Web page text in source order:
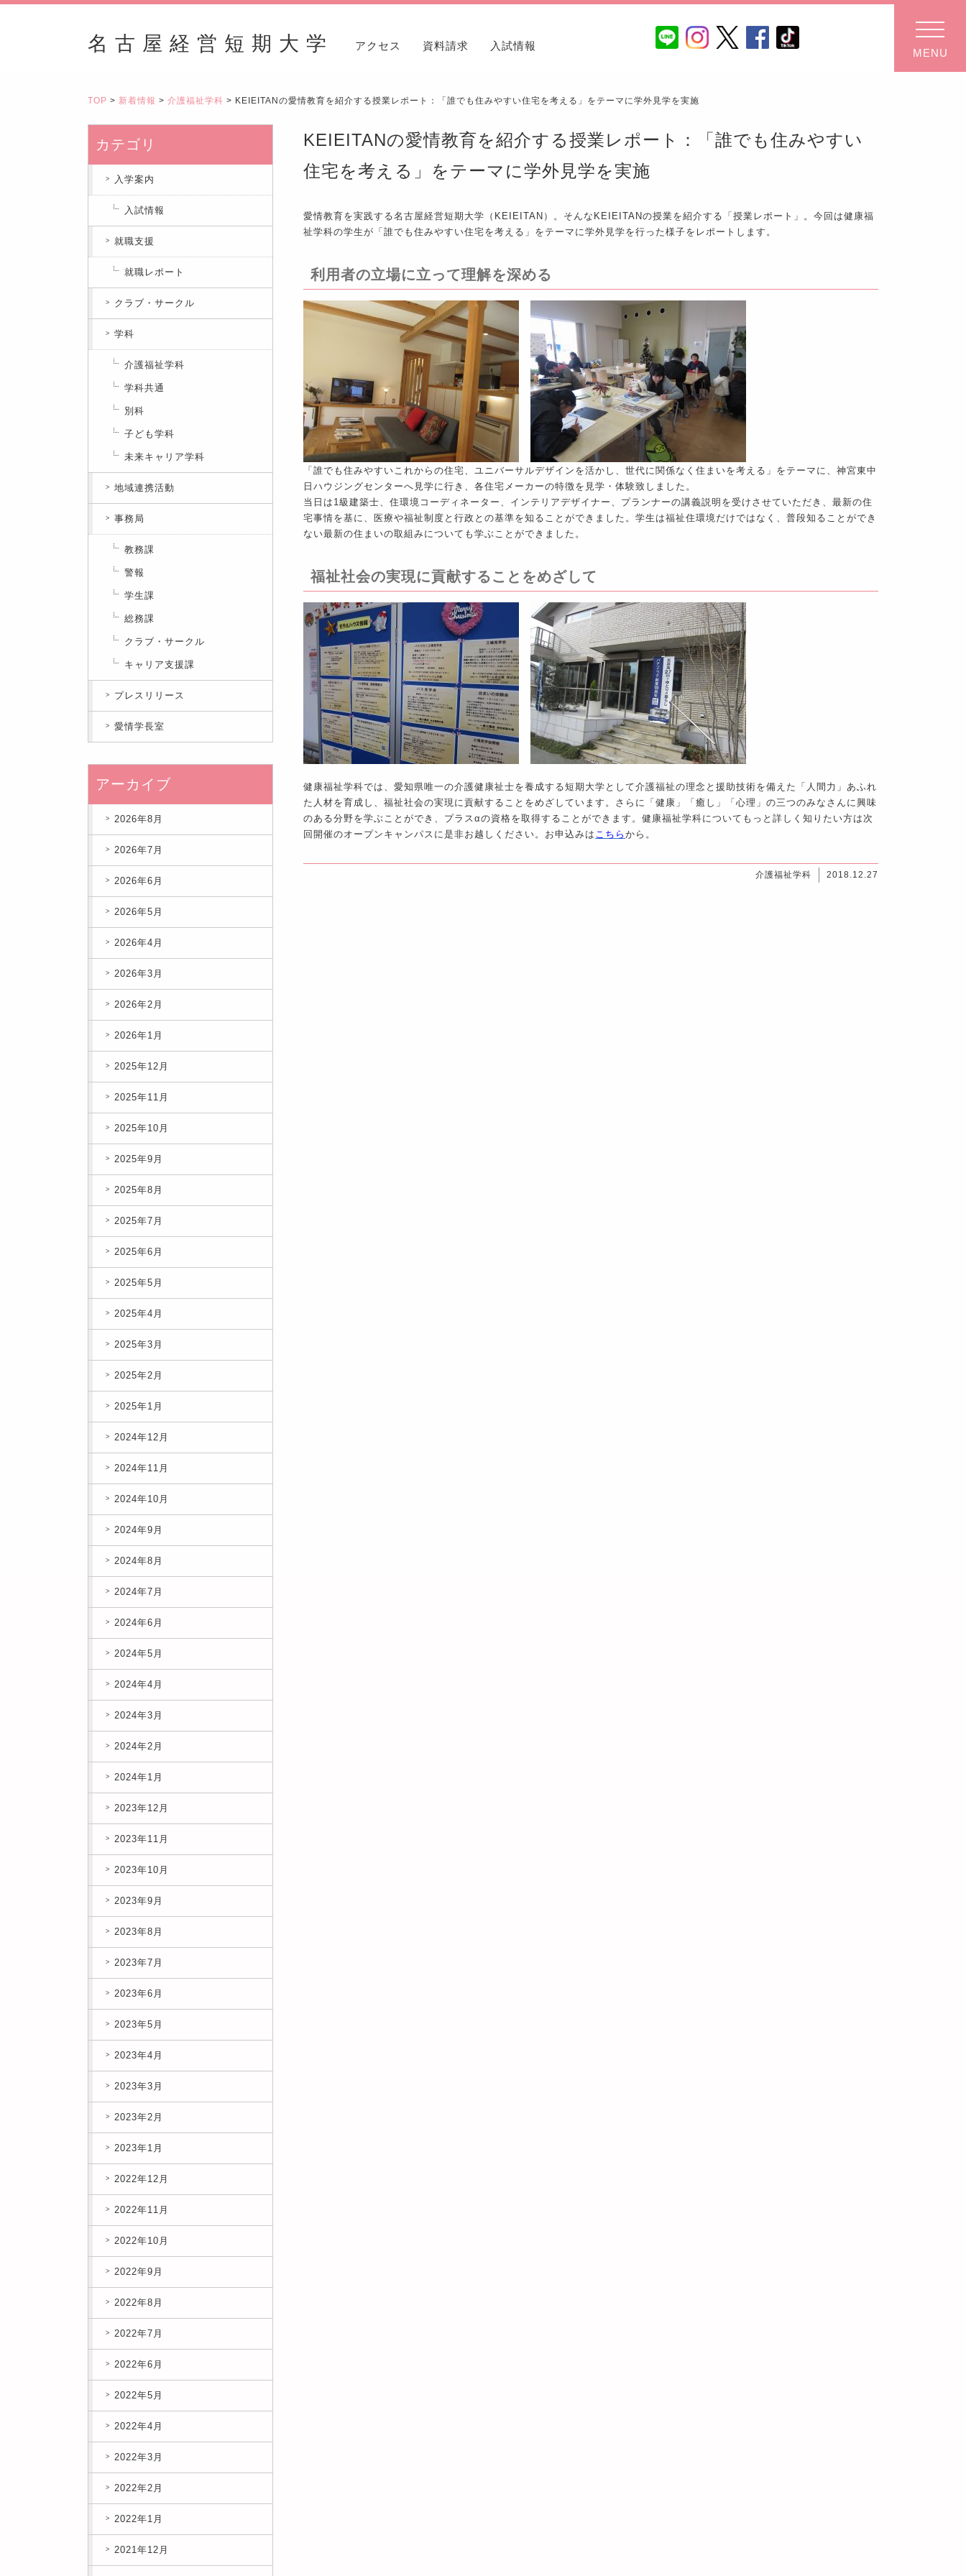
名古屋経営短期大学 アクセス 資料請求 入試情報
MENU
TOP > 新着情報 > 介護福祉学科 > KEIEITANの愛情教育を紹介する授業レポート：「誰でも住みやすい住宅を考える」をテーマに学外見学を実施
KEIEITANの愛情教育を紹介する授業レポート：「誰でも住みやすい
住宅を考える」をテーマに学外見学を実施
愛情教育を実践する名古屋経営短期大学（KEIEITAN）。そんなKEIEITANの授業を紹介する「授業レポート」。今回は健康福
祉学科の学生が「誰でも住みやすい住宅を考える」をテーマに学外見学を行った様子をレポートします。
利用者の立場に立って理解を深める
「誰でも住みやすいこれからの住宅、ユニバーサルデザインを活かし、世代に関係なく住まいを考える」をテーマに、神宮東中
日ハウジングセンターへ見学に行き、各住宅メーカーの特徴を見学・体験致しました。
当日は1級建築士、住環境コーディネーター、インテリアデザイナー、プランナーの講義説明を受けさせていただき、最新の住
宅事情を基に、医療や福祉制度と行政との基準を知ることができました。学生は福祉住環境だけではなく、普段知ることができ
ない最新の住まいの取組みについても学ぶことができました。
福祉社会の実現に貢献することをめざして
健康福祉学科では、愛知県唯一の介護健康祉士を養成する短期大学として介護福祉の理念と援助技術を備えた「人間力」あふれ
た人材を育成し、福祉社会の実現に貢献することをめざしています。さらに「健康」「癒し」「心理」の三つのみなさんに興味
のある分野を学ぶことができ、プラスαの資格を取得することができます。健康福祉学科についてもっと詳しく知りたい方は次
回開催のオープンキャンパスに是非お越しください。お申込みは こちら から。
介護福祉学科 2018.12.27
カテゴリ
入学案内
入試情報
就職支援
就職レポート
クラブ・サークル
学科
介護福祉学科
学科共通
別科
子ども学科
未来キャリア学科
地域連携活動
事務局
教務課
警報
学生課
総務課
クラブ・サークル
キャリア支援課
プレスリリース
愛情学長室
アーカイブ
2026年8月
2026年7月
2026年6月
2026年5月
2026年4月
2026年3月
2026年2月
2026年1月
2025年12月
2025年11月
2025年10月
2025年9月
2025年8月
2025年7月
2025年6月
2025年5月
2025年4月
2025年3月
2025年2月
2025年1月
2024年12月
2024年11月
2024年10月
2024年9月
2024年8月
2024年7月
2024年6月
2024年5月
2024年4月
2024年3月
2024年2月
2024年1月
2023年12月
2023年11月
2023年10月
2023年9月
2023年8月
2023年7月
2023年6月
2023年5月
2023年4月
2023年3月
2023年2月
2023年1月
2022年12月
2022年11月
2022年10月
2022年9月
2022年8月
2022年7月
2022年6月
2022年5月
2022年4月
2022年3月
2022年2月
2022年1月
2021年12月